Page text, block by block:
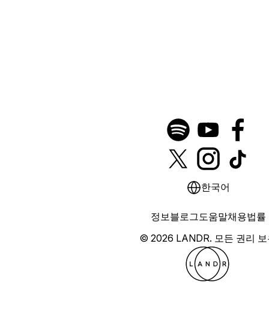
한국어
© 2026 LANDR. 모든 권리
정보블로그도움말채용법률